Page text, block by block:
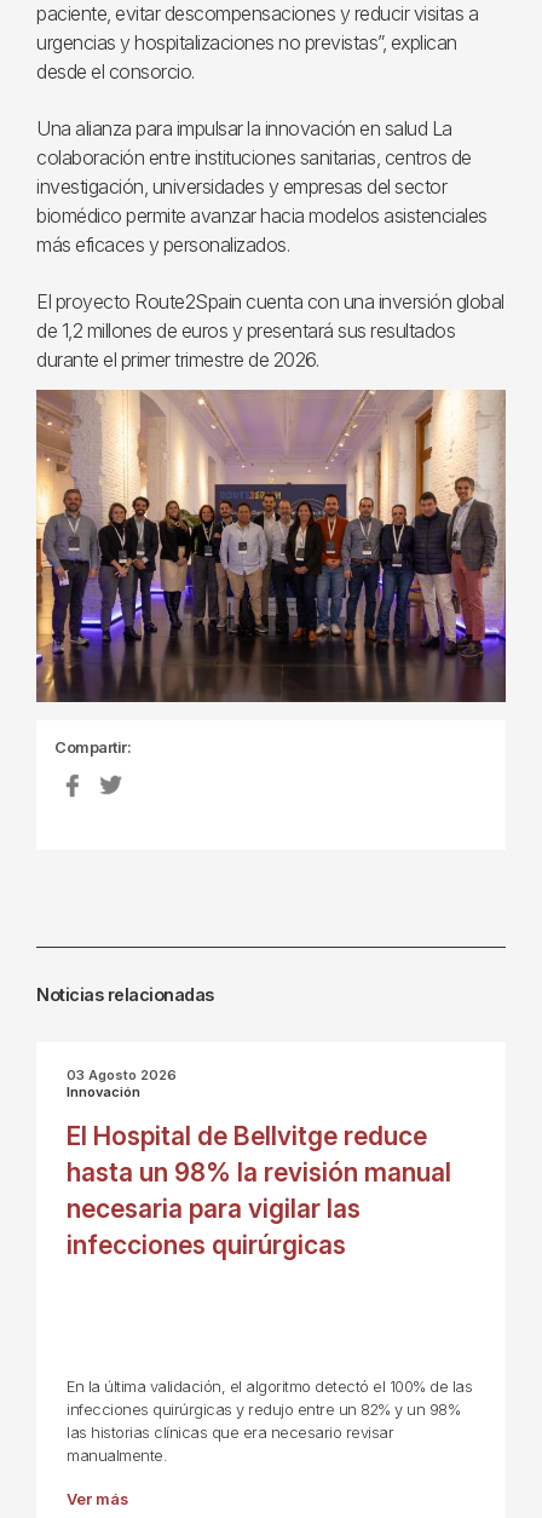
paciente, evitar descompensaciones y reducir visitas a
urgencias y hospitalizaciones no previstas”, explican
desde el consorcio.
Una alianza para impulsar la innovación en salud La
colaboración entre instituciones sanitarias, centros de
investigación, universidades y empresas del sector
biomédico permite avanzar hacia modelos asistenciales
más eficaces y personalizados.
El proyecto Route2Spain cuenta con una inversión global
de 1,2 millones de euros y presentará sus resultados
durante el primer trimestre de 2026.
Compartir:
Noticias relacionadas
03 Agosto 2026
Innovación
El Hospital de Bellvitge reduce
hasta un 98% la revisión manual
necesaria para vigilar las
infecciones quirúrgicas
En la última validación, el algoritmo detectó el 100% de las
infecciones quirúrgicas y redujo entre un 82% y un 98%
las historias clínicas que era necesario revisar
manualmente.
Ver más